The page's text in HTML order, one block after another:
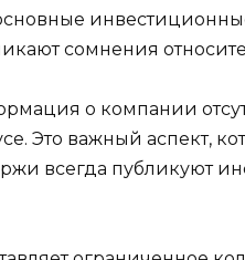
сомнения
о компании
Это важный аспект,
всегда публикуют